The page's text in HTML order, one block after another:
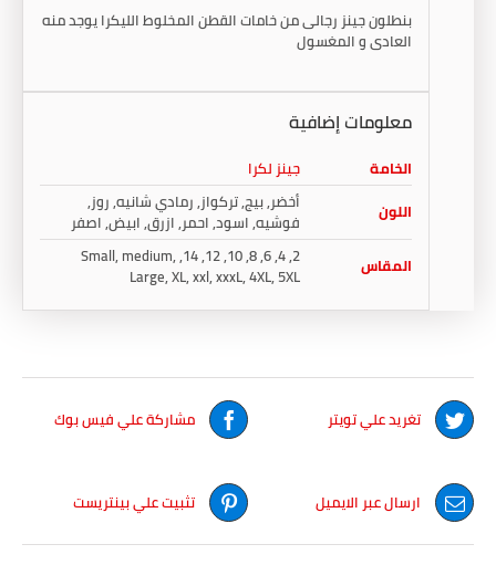
بنطلون جينز رجالى من خامات القطن المخلوط الليكرا يوجد منه
العادى و المغسول
معلومات إضافية
الخامة
جينز لكرا
اللون
أخضر, بيج, تركواز, رمادي شانيه, روز,
فوشيه, اسود, احمر, ازرق, ابيض, اصفر
المقاس
2, 4, 6, 8, 10, 12, 14, Small, medium,
Large, XL, xxl, xxxL, 4XL, 5XL
مشاركة علي فيس بوك تغريد علي تويتر
تثبيت علي بينتريست ارسال عبر الايميل